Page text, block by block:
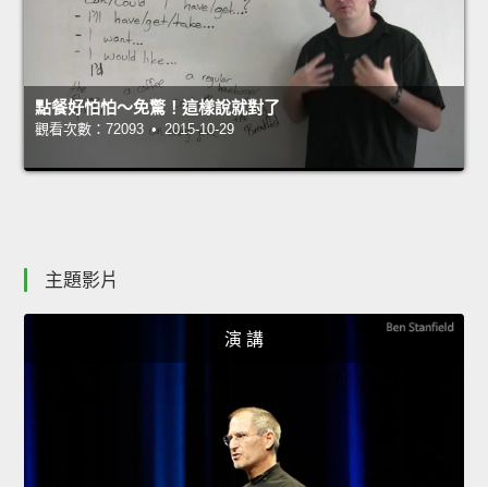
點餐好怕怕～免驚！這樣說就對了
觀看次數：72093 • 2015-10-29
主題影片
演 講